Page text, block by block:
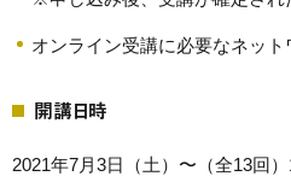
オンライン受講に必要なネッ
開講日時
2021年7月3日（土）〜（全13回